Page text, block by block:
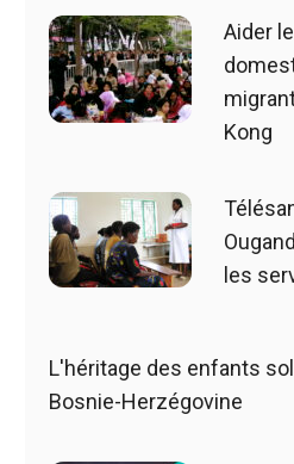
Aider
Kong
les
L'héritage des enfants
Bosnie-Herzégovine